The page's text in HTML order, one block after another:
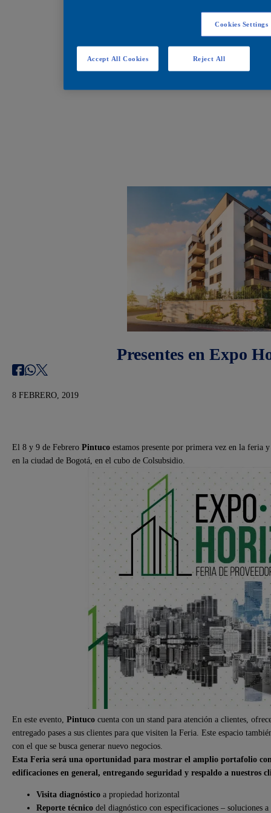
Presentes en Expo
8 FEBRERO, 2019
El 8 y 9 de Febrero Pintuco estamos presente por primera vez en la feria
en la ciudad de Bogotá, en el cubo de Colsubsidio.
En este evento, Pintuco cuenta con un stand para atención a clientes,
entregado pases a sus clientes para que visiten la Feria. Este espacio
con el que se busca generar nuevo negocios.
Esta Feria será una oportunidad para mostrar el amplio portafolio
edificaciones en general, entregando seguridad y respaldo a nuestros
Visita diagnóstico a propiedad horizontal
Reporte técnico del diagnóstico con especificaciones – soluciones
Cookies Settings
Reject All
Accept All Cookies